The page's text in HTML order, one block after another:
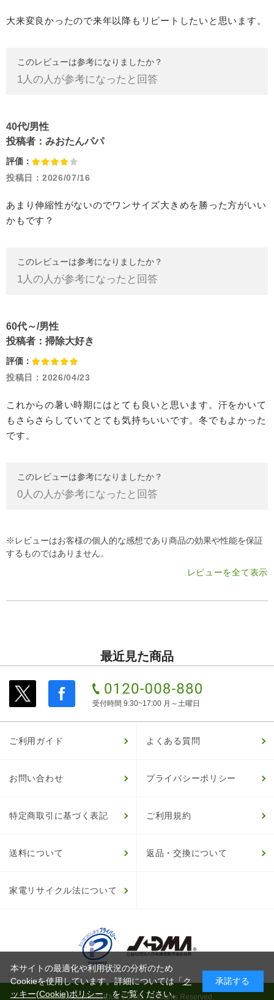
大来変良かったので来年以降もリピートしたいと思います。
このレビューは参考になりましたか？
1人の人が参考になったと回答
40代/男性
投稿者： みおたんパパ
評価：
投稿日： 2026/07/16
あまり伸縮性がないのでワンサイズ大きめを勝った方がいい
かもです？
このレビューは参考になりましたか？
1人の人が参考になったと回答
60代～/男性
投稿者： 掃除大好き
評価：
投稿日： 2026/04/23
これからの暑い時期にはとても良いと思います。汗をかいて
もさらさらしていてとても気持ちいいです。冬でもよかった
です。
このレビューは参考になりましたか？
0人の人が参考になったと回答
※レビューはお客様の個人的な感想であり商品の効果や性能を保証
するものではありません。
レビューを全て表示
最近見た商品
受付時間 9:30~17:00 月～土曜日
ご利用ガイド よくある質問
お問い合わせ プライバシーポリシー
特定商取引に基づく表記 ご利用規約
送料について 返品・交換について
家電リサイクル法について
© HappinessClub Co.Ltd. All Rights Reserved.
本サイトの最適化や利用状況の分析のため
Cookieを使用しています。詳細については「ク
ッキー(Cookie)ポリシー」をご覧ください。
承諾する